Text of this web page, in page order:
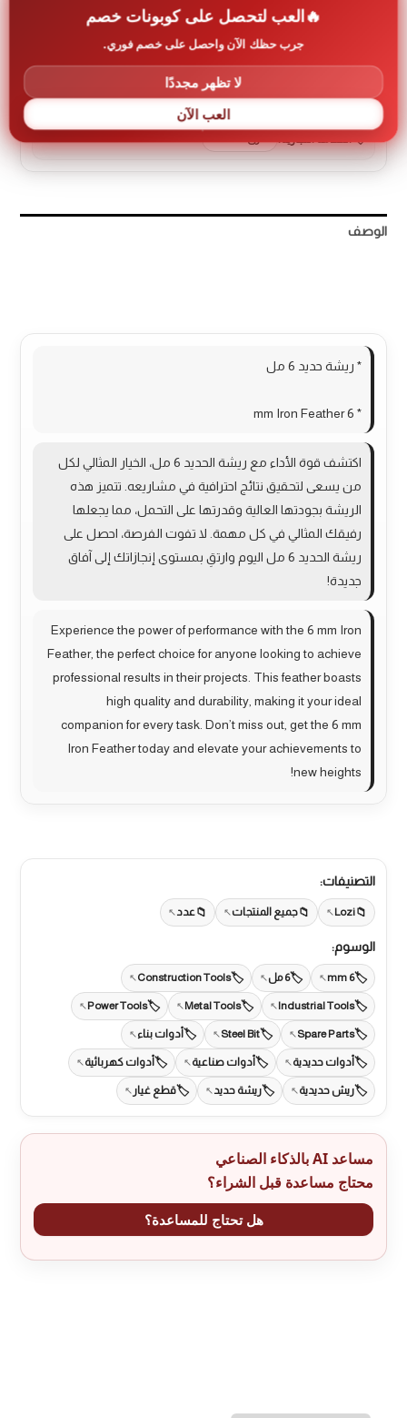
معلومات إضافية عن المنتج
العلامة التجارية:
الوصف
* ريشة حديد 6 مل
* 6 mm Iron Feather
اكتشف قوة الأداء مع ريشة الحديد 6 مل، الخيار المثالي لكل
من يسعى لتحقيق نتائج احترافية في مشاريعه. تتميز هذه
الريشة بجودتها العالية وقدرتها على التحمل، مما يجعلها
رفيقك المثالي في كل مهمة. لا تفوت الفرصة، احصل على
ريشة الحديد 6 مل اليوم وارتقِ بمستوى إنجازاتك إلى آفاق
جديدة!
Experience the power of performance with the 6 mm Iron
Feather, the perfect choice for anyone looking to achieve
professional results in their projects. This feather boasts
high quality and durability, making it your ideal
companion for every task. Don’t miss out, get the 6 mm
Iron Feather today and elevate your achievements to
new heights!
التصنيفات:
Lozi جميع المنتجات عدد
الوسوم:
6 mm 6 مل Construction Tools
Industrial Tools
Metal Tools
Power Tools
Spare Parts
Steel Bit أدوات بناء
أدوات حديدية أدوات صناعية أدوات كهربائية
ريش حديدية ريشة حديد قطع غيار
مساعد AI بالذكاء الصناعي
محتاج مساعدة قبل الشراء؟
هل تحتاج للمساعدة؟
العب لتحصل على كوبونات خصم
جرب حظك الآن واحصل على خصم فوري.
لا تظهر مجددًا
العب الآن